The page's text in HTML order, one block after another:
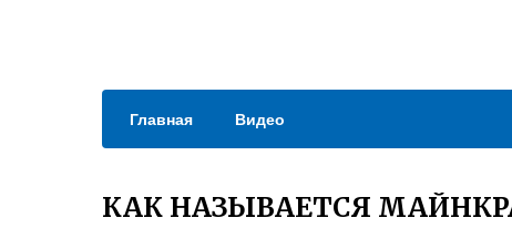
Главная Видео
КАК НАЗЫВАЕТСЯ